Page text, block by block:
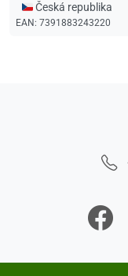
🇨🇿 Česká republika
EAN: 7391883243220